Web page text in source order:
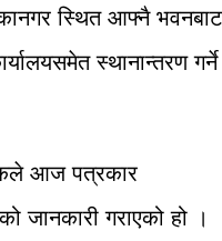
स्थित आफ्नै भवनबाट
स्थानान्तरण गर्ने
आज पत्रकार
जानकारी गराएको हो ।